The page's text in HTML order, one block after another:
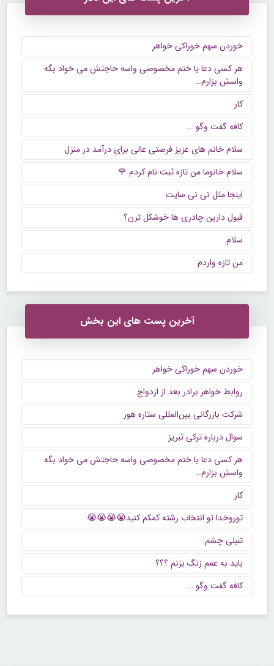
خوردن سهم خوراکی خواهر
هر کسی دعا یا ختم مخصوصی واسه حاجتش می خواد بگه
واسش بزارم..
کار
كافه گفت وگو ...
سلام خانم های عزیز فرصتی عالی برای درآمد در منزل
سلام خانوما من تازه ثبت نام کردم 🌹
اینجا مثل نی نی سایت
قبول دارین چادری ها خوشکل ترن؟
سلام
من تازه واردم
آخرین پست های این بخش
خوردن سهم خوراکی خواهر
روابط خواهر برادر بعد از ازدواج
شرکت بازرگانی بین‌المللی ستاره هور
سوال درباره ترکی تبریز
هر کسی دعا یا ختم مخصوصی واسه حاجتش می خواد بگه
واسش بزارم..
کار
توروخدا تو انتخاب رشته کمکم کنید😭😭😭😭
تنبلی چشم
باید به عمم زنگ بزنم ؟؟؟
كافه گفت وگو ...